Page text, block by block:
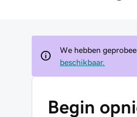
We hebben
beschikbaar.
Begin